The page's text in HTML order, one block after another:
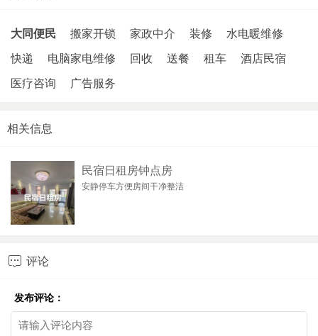
大同便民 搬家开锁 家政中介 装修
水电暖维修
快递
电脑家电维修 回收 送餐 租车
酒店民宿
医疗咨询
广告服务
相关信息
民宿日租房钟点房
安静停车方便房间干净整洁
 评论
发布评论：